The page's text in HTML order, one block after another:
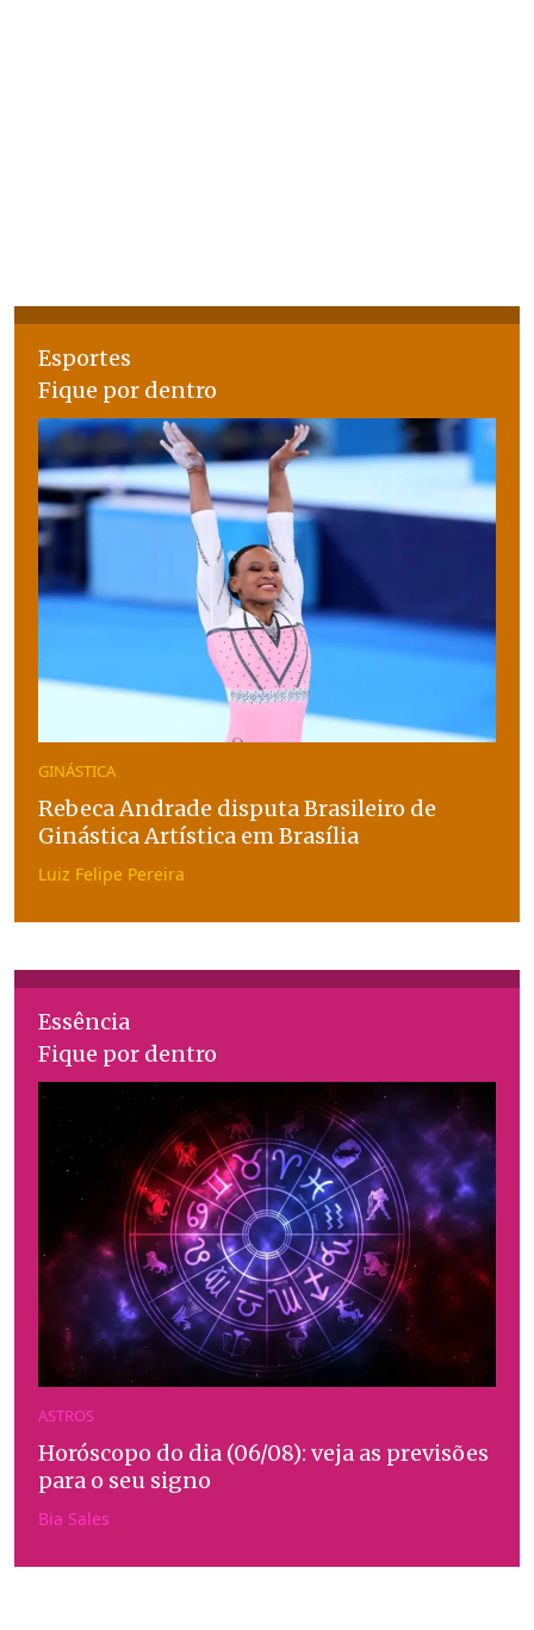
Esportes
Fique por dentro
GINÁSTICA
Rebeca Andrade disputa Brasileiro de
Ginástica Artística em Brasília
Luiz Felipe Pereira
Essência
Fique por dentro
ASTROS
Horóscopo do dia (06/08): veja as previsões
para o seu signo
Bia Sales